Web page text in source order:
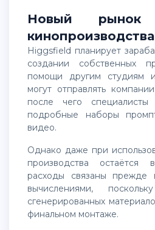
Новый
кинопроизводства
Higgsfield планирует зарабатывать не только на
создании собственных
помощи другим студиям
могут отправлять
после чего
подробные наборы
видео.
Однако даже при использовании ИИ стоимость
производства остаётся
расходы связаны прежде
вычислениями,
сгенерированных
финальном монтаже.